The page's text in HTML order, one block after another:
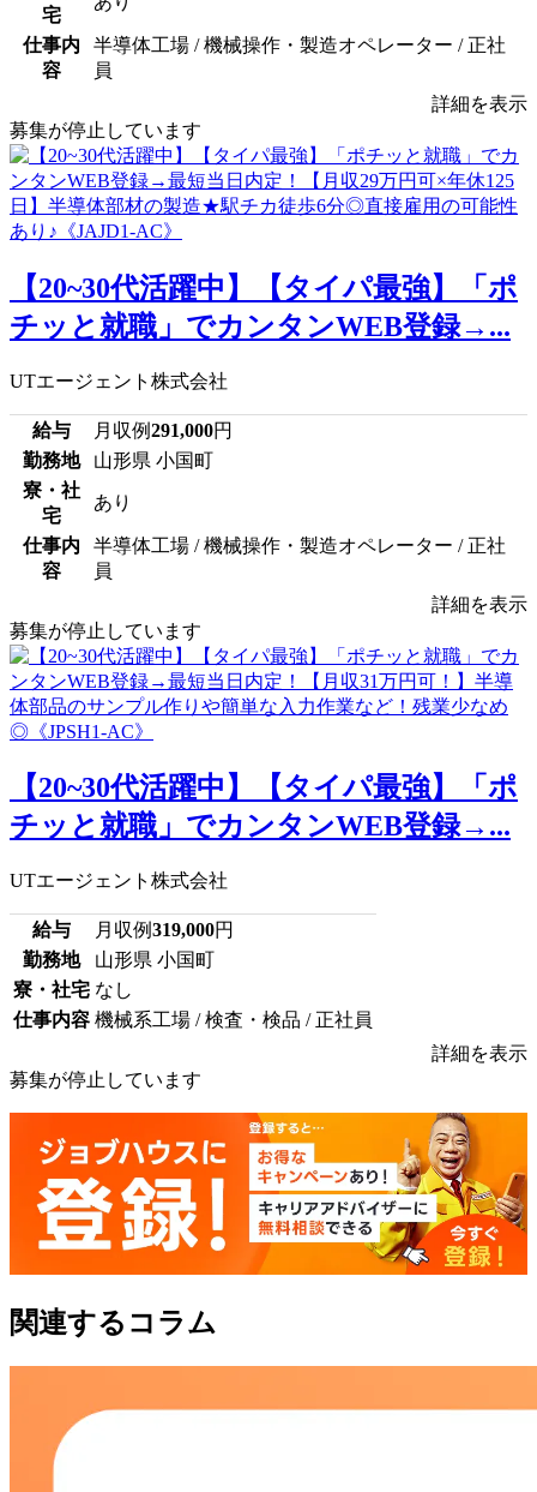
宅
仕事内
容
半導体工場 / 機械操作・製造オペレーター / 正社
員
詳細を表示
募集が停止しています
【20~30代活躍中】【タイパ最強】「ポ
チッと就職」でカンタンWEB登録→...
UTエージェント株式会社
給与 月収例291,000円
勤務地
山形県 小国町
寮・社
宅
あり
仕事内
容
半導体工場 / 機械操作・製造オペレーター / 正社
員
詳細を表示
募集が停止しています
【20~30代活躍中】【タイパ最強】「ポ
チッと就職」でカンタンWEB登録→...
UTエージェント株式会社
給与 月収例319,000円
勤務地
山形県 小国町
寮・社宅 なし
仕事内容 機械系工場 / 検査・検品 / 正社員
詳細を表示
募集が停止しています
関連するコラム